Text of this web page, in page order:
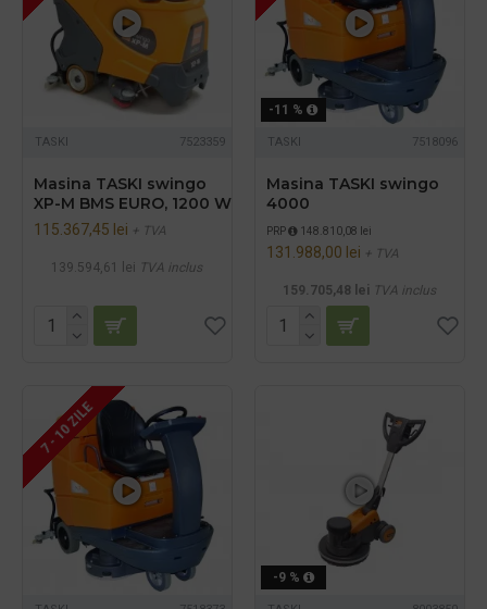
TASKI 7523359
Masina TASKI swingo
XP-M BMS EURO, 1200 W
115.367,45 lei + TVA
139.594,61 lei TVA inclus
-11 %
TASKI 7518096
Masina TASKI swingo
4000
PRP 148.810,08 lei
131.988,00 lei + TVA
159.705,48 lei TVA inclus
7 - 10 ZILE
-9 %